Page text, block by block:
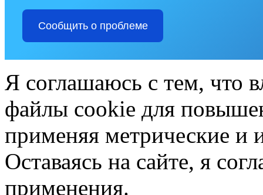
Сообщить о проблеме
Я соглашаюсь с тем, что
файлы cookie для
применяя метрические и
Оставаясь на сайте, я
применения.